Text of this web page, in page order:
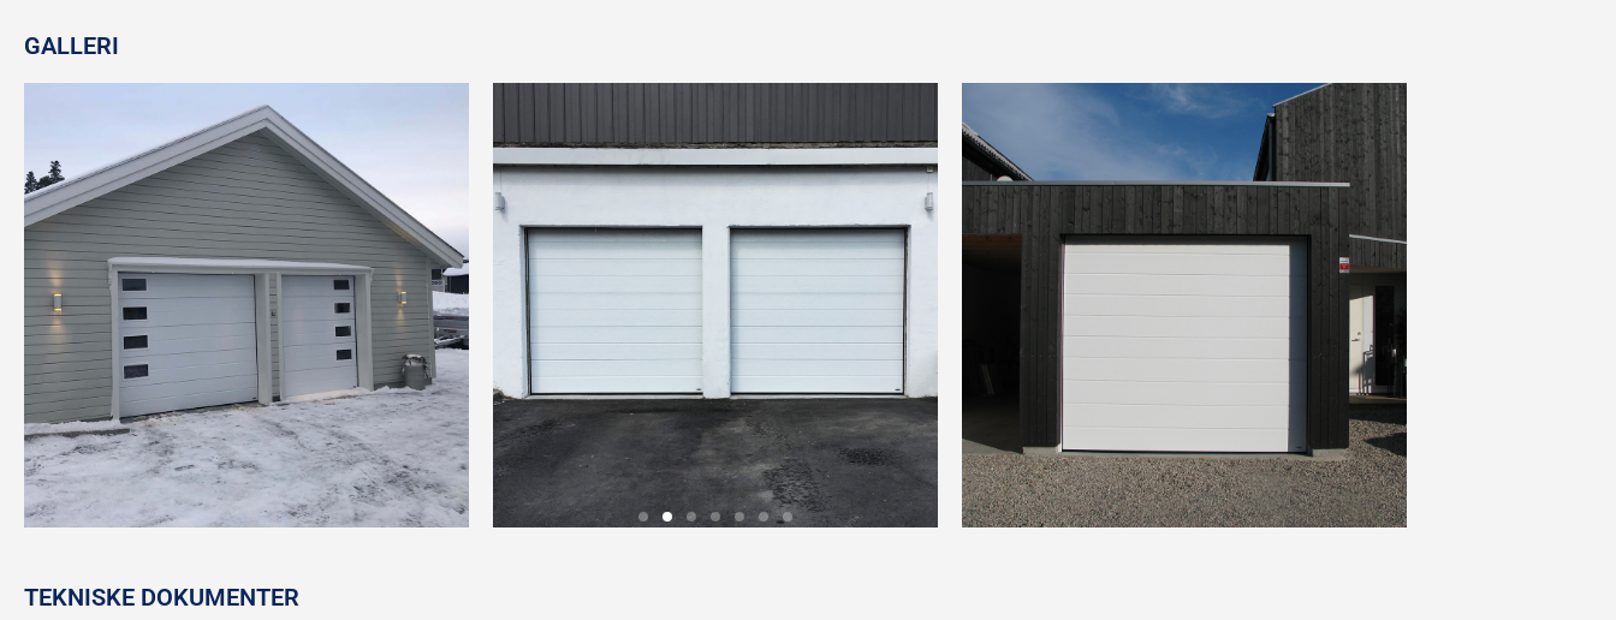
GALLERI
TEKNISKE DOKUMENTER